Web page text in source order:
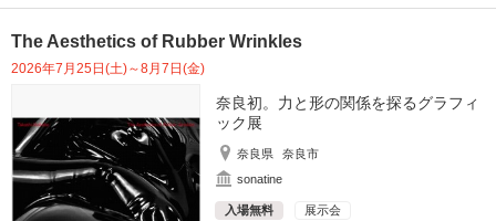
The Aesthetics of Rubber Wrinkles
2026年7月25日(土)～8月7日(金)
奈良初。力と形の関係を探るグラフィ
ック展
奈良県
奈良市
sonatine
入場無料 展示会